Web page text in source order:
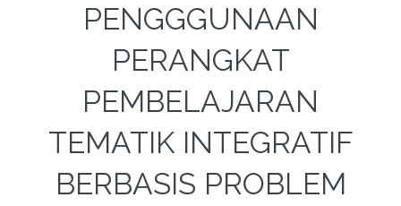
PENGGGUNAAN
PERANGKAT
PEMBELAJARAN
TEMATIK INTEGRATIF
BERBASIS PROBLEM